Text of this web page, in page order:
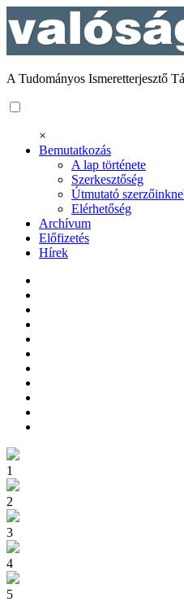
A Tudományos Ismeretterjesztő
×
Bemutatkozás
A lap története
Szerkesztőség
Útmutató
Elérhetőség
Archívum
Előfizetés
Hírek
1
2
3
4
5